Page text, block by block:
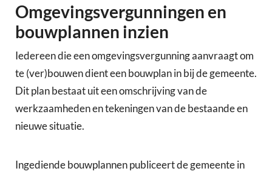
Omgevingsvergunningen en
bouwplannen inzien
Iedereen die een omgevingsvergunning aanvraagt om
te (ver)bouwen dient een bouwplan in bij de gemeente.
Dit plan bestaat uit een omschrijving van de
werkzaamheden en tekeningen van de bestaande en
nieuwe situatie.
Ingediende bouwplannen publiceert de gemeente in